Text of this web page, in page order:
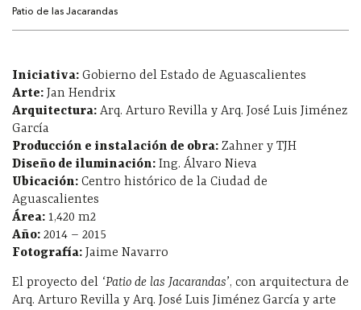
Patio de las Jacarandas
Iniciativa: Gobierno del Estado de Aguascalientes
Arte: Jan Hendrix
Arquitectura: Arq. Arturo Revilla y Arq. José Luis Jiménez
García
Producción e instalación de obra: Zahner y TJH
Diseño de iluminación: Ing. Álvaro Nieva
Ubicación: Centro histórico de la Ciudad de
Aguascalientes
Área: 1,420 m2
Año: 2014 – 2015
Fotografía: Jaime Navarro
El proyecto del ‘Patio de las Jacarandas’, con arquitectura de
Arq. Arturo Revilla y Arq. José Luis Jiménez García y arte